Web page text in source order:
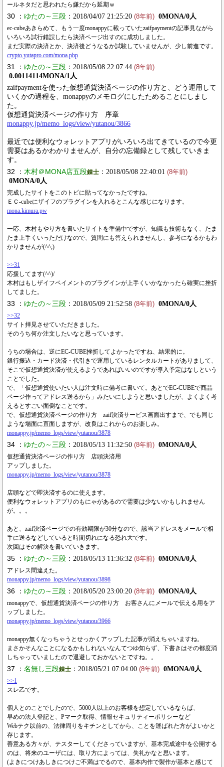
ールネタだと思われたら嫌だから延期ｗ
30 ： ゆたの～三段 ：2018/04/07 21:25:20 (8年前) 0MONA/0人
ec-cubeあきらめて、もう一度monappyに載っていたzaifpaymentの記事見ながら
いろいろ試行錯誤したら決済ページ出すのに成功しました。
まだ実際の決済とか、決済後どうなるか試験していませんが、少し前進です。
crypto.yutapro.com/mona.php
31 ： ゆたの～三段 ：2018/05/08 22:07:44 (8年前)
0.00114114MONA/1人
zaifpaymentを使った仮想通貨決済ページの作り方と、どう運用して
いくかの過程を、monappyのメモログにしたためることにしまし
た。
仮想通貨決済ページの作り方 序章
monappy.jp/memo_logs/view/yutanou/3866
最近では便利なウォレットアプリがいろいろ出てきているので今更
需要はあるかわかりませんが、自分の忘備録として残していきま
す。
32 ： 木村＠MONA店五段錬士 ：2018/05/08 22:40:01 (8年前)
0MONA/0人
完成したサイトをこのトピに貼ってなかったですね。
ＥＣ-cubeにザイフのプラグインを入れるとこんな感じになります。
mona.kimura.pw
一応、木村もやり方を書いたサイトを準備中ですが、知識も技術もなく、たま
たま上手くいっただけなので、質問にも答えられませんし、参考になるかもわ
かりませんが(^^;)
>>31
応援してます(^^)/
木村はもしザイフペイメントのプラグインが上手くいかなかったら確実に挫折
してました。
33 ： ゆたの～三段 ：2018/05/09 21:52:58 (8年前) 0MONA/0人
>>32
サイト拝見させていただきました。
そのうち何か注文したいなと思っています。
うちの場合は、逆にEC-CUBE挫折してよかったですね、結果的に。
銀行振込・カード決済・代引きで運用しているレンタルカートがありまして、
そこで仮想通貨決済が使えるようであればいいのですが導入予定はなしという
ことでした。
で、「仮想通貨使いたい人は注文時に備考に書いて。あとでEC-CUBEで商品
ページ作ってアドレス送るから」みたいにしようと思いましたが、よくよく考
えるとすごい面倒なことです。
で、仮想通貨決済ページの作り方 zaif決済サービス画面出すまで、でも同じ
ような場面に直面しますが、改良はこれからのお楽しみ。
monappy.jp/memo_logs/view/yutanou/3878
34 ： ゆたの～三段 ：2018/05/13 11:32:50 (8年前) 0MONA/0人
仮想通貨決済ページの作り方 店頭決済用
アップしました。
monappy.jp/memo_logs/view/yutanou/3878
店頭などで即決済するのに使えます。
便利なウォレットアプリのもにゃがあるので需要は少ないかもしれません
が。。。
あと、zaif決済ページでの有効期限が30分なので、該当アドレスをメールで相
手に送るなどしていると時間切れになる恐れ大です。
次回はその解決を書いていきます。
35 ： ゆたの～三段 ：2018/05/13 11:36:32 (8年前) 0MONA/0人
アドレス間違えた。
monappy.jp/memo_logs/view/yutanou/3898
36 ： ゆたの～三段 ：2018/05/20 23:00:20 (8年前) 0MONA/0人
monappyで、仮想通貨決済ページの作り方 お客さんにメールで伝える用をア
ップしました。
monappy.jp/memo_logs/view/yutanou/3966
monappy無くなっちゃうとせっかくアップした記事が消えちゃいますね。
まさかそんなことになるかもしれないなんてつゆ知らず、下書きはその都度消
しちゃっていましたので退避しておかないとですね。。
37 ： 名無し三段錬士 ：2018/05/21 07:04:00 (8年前) 0MONA/0人
>>1
スレ乙です。
個人とのことでしたので、5000人以上のお客様を想定しているならば、
早めの法人登記と、Pマーク取得、情報セキュリティーポリシーなど
Webテク以前の、法律周りをキチンとしてから、ことを運ばれた方がよいかと
存じます。
善意ある方々が、テスターしてくださっていますが、基本完成途中を公開する
のは、将来のユーザには、取り方によっては、失礼かなと思います。
(よきにつけあしきにつけご不満はでるので、基本内作で製作が基本と感じて